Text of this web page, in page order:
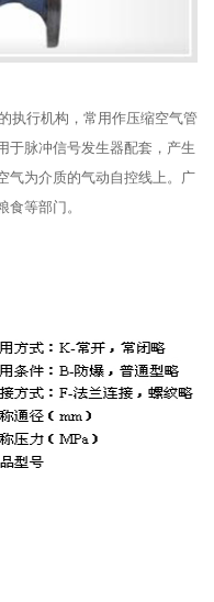
执行机构，常用作压缩空气管
于脉冲信号发生器配套，产生
气为介质的气动自控线上。广
等部门。